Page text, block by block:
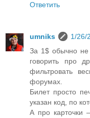
Ответить
umniks
1/26/
За 1$ обычно не
говорить про
фильтровать
форумах.
Билет просто
указан код, по
А про карточки